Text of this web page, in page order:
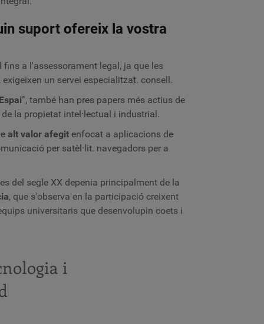
suport ofereix la vostra
a l'assessorament legal, ja que les
un servei especialitzat. consell.
”, també han pres papers més actius de
la propietat intel·lectual i industrial.
alt valor afegit enfocat a aplicacions de
per satèl·lit. navegadors per a
del segle XX depenia principalment de la
, que s'observa en la participació creixent
universitaris que desenvolupin coets i
i